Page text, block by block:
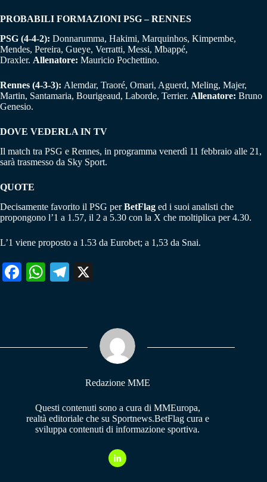
PROBABILI FORMAZIONI PSG – RENNES
PSG (4-4-2): Donnarumma, Hakimi, Marquinhos, Kimpembe,
Mendes, Pereira, Gueye, Verratti, Messi, Mbappé,
Draxler. Allenatore: Mauricio Pochettino.
Rennes (4-3-3): Alemdar, Traoré, Omari, Aguerd, Meling, Majer,
Martin, Santamaria, Bourigeaud, Laborde, Terrier. Allenatore: Bruno
Genesio.
DOVE VEDERLA IN TV
Il match tra PSG e Rennes, in programma venerdì 11 febbraio alle 21,
sarà trasmesso da Sky Sport.
QUOTE
Decisamente favorito il PSG perBetFlag ed i suoi analisti che
propongono l’1 a 1.57, il 2 a 5.30 con la X che moltiplica per 4.30.
L’1 viene proposto a 1.53 da Eurobet; a 1,53 da Snai.
Fa W
pp
Te
m
Redazione MME
Questi contenuti sono a cura di MMEuropa,
realtà editoriale che su Sportnews.BetFlag cura e
sviluppa contenuti di informazione sportiva.